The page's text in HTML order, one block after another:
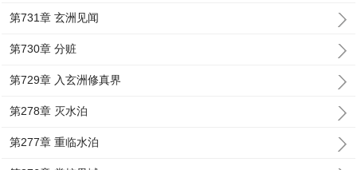
第731章 玄洲见闻
第730章 分赃
第729章 入玄洲修真界
第278章 灭水泊
第277章 重临水泊